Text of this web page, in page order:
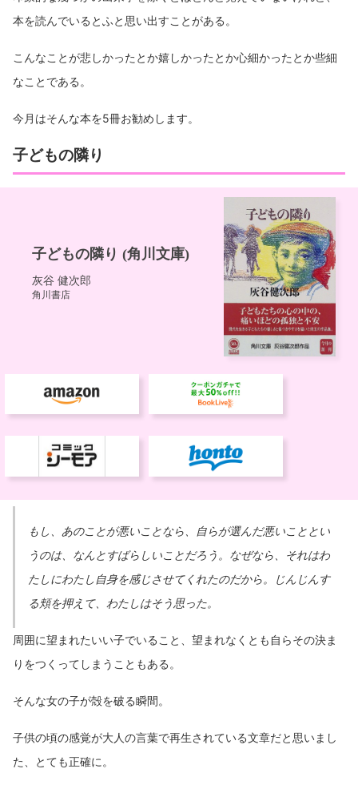
本を読んでいるとふと思い出すことがある。
こんなことが悲しかったとか嬉しかったとか心細かったとか些細
なことである。
今月はそんな本を5冊お勧めします。
子どもの隣り
もし、あのことが悪いことなら、自らが選んだ悪いこととい
うのは、なんとすばらしいことだろう。なぜなら、それはわ
たしにわたし自身を感じさせてくれたのだから。じんじんす
る頬を押えて、わたしはそう思った。
周囲に望まれたいい子でいること、望まれなくとも自らその決ま
りをつくってしまうこともある。
そんな女の子が殻を破る瞬間。
子供の頃の感覚が大人の言葉で再生されている文章だと思いまし
た、とても正確に。